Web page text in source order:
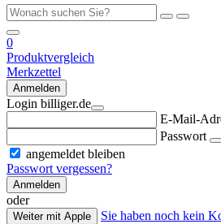
0
Produktvergleich
Merkzettel
Anmelden
Login billiger.de
E-Mail-
Passwort
angemeldet bleiben
Passwort vergessen?
Anmelden
oder
Weiter mit Apple
Sie haben noch kein